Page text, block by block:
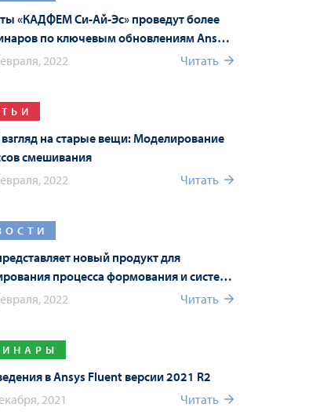
«КАДФЕМ Си-Ай-Эс» проведут более
по ключевым обновлениям Ansys
в рамках Форума Ansys
2022 Читать
на старые вещи: Моделирование
смешивания
2022
Читать
новый продукт для
процесса формования и систему
в новой версии Ansys 2022 R1
2022 Читать
в Ansys Fluent версии 2021 R2
2021
Читать